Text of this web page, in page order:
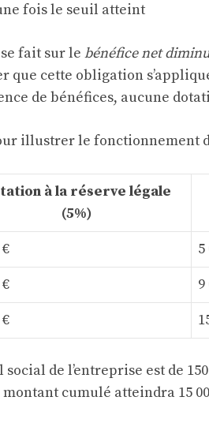
fois le seuil atteint
fait sur le bénéfice net
que cette obligation
de bénéfices, aucune
illustrer le fonctionnement
à la réserve légale
(5%)
5
9
de l’entreprise est de
cumulé atteindra 15